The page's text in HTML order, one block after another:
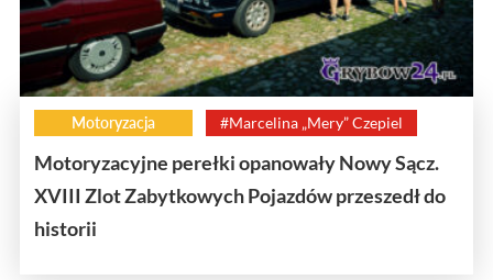
Motoryzacja #Marcelina „Mery” Czepiel
Motoryzacyjne perełki opanowały Nowy Sącz.
XVIII Zlot Zabytkowych Pojazdów przeszedł do
historii